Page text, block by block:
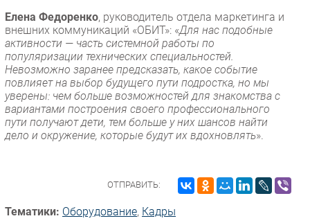
Елена Федоренко, руководитель отдела маркетинга и
внешних коммуникаций «ОБИТ»: «Для нас подобные
активности — часть системной работы по
популяризации технических специальностей.
Невозможно заранее предсказать, какое событие
повлияет на выбор будущего пути подростка, но мы
уверены: чем больше возможностей для знакомства с
вариантами построения своего профессионального
пути получают дети, тем больше у них шансов найти
дело и окружение, которые будут их вдохновлять».
ОТПРАВИТЬ:
Тематики: Оборудование, Кадры